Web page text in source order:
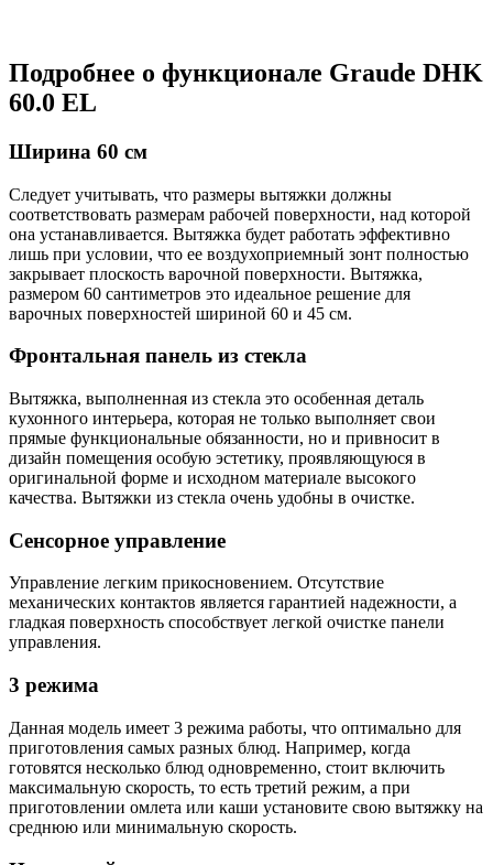
Подробнее о функционале Graude DHK
60.0 EL
Ширина 60 см
Следует учитывать, что размеры вытяжки должны
соответствовать размерам рабочей поверхности, над которой
она устанавливается. Вытяжка будет работать эффективно
лишь при условии, что ее воздухоприемный зонт полностью
закрывает плоскость варочной поверхности. Вытяжка,
размером 60 сантиметров это идеальное решение для
варочных поверхностей шириной 60 и 45 см.
Фронтальная панель из стекла
Вытяжка, выполненная из стекла это особенная деталь
кухонного интерьера, которая не только выполняет свои
прямые функциональные обязанности, но и привносит в
дизайн помещения особую эстетику, проявляющуюся в
оригинальной форме и исходном материале высокого
качества. Вытяжки из стекла очень удобны в очистке.
Сенсорное управление
Управление легким прикосновением. Отсутствие
механических контактов является гарантией надежности, а
гладкая поверхность способствует легкой очистке панели
управления.
3 режима
Данная модель имеет 3 режима работы, что оптимально для
приготовления самых разных блюд. Например, когда
готовятся несколько блюд одновременно, стоит включить
максимальную скорость, то есть третий режим, а при
приготовлении омлета или каши установите свою вытяжку на
среднюю или минимальную скорость.